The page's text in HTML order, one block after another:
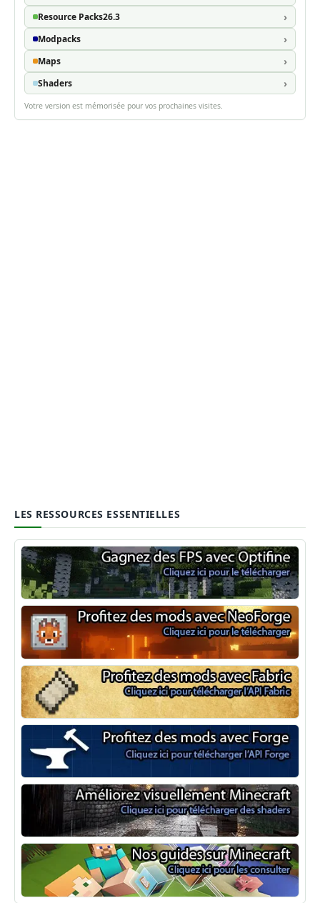
Resource Packs26.3
Modpacks
Maps
Shaders
Votre version est mémorisée pour vos prochaines visites.
LES RESSOURCES ESSENTIELLES
Optifine
NeoForge
Minecraft Fabric
Minecraft Forge
Shaders Minecraft
Guide Minecraft